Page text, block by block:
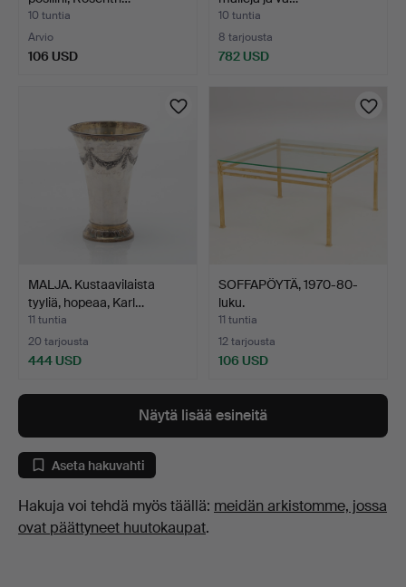
10 tuntia
Arvio
106 USD
10 tuntia
8 tarjousta
782 USD
MALJA. Kustaavilaista
tyyliä, hopeaa, Karl…
11 tuntia
20 tarjousta
444 USD
SOFFAPÖYTÄ, 1970-80-
luku.
11 tuntia
12 tarjousta
106 USD
Näytä lisää esineitä
Aseta hakuvahti
Hakuja voi tehdä myös täällä: meidän arkistomme, jossa
ovat päättyneet huutokaupat.